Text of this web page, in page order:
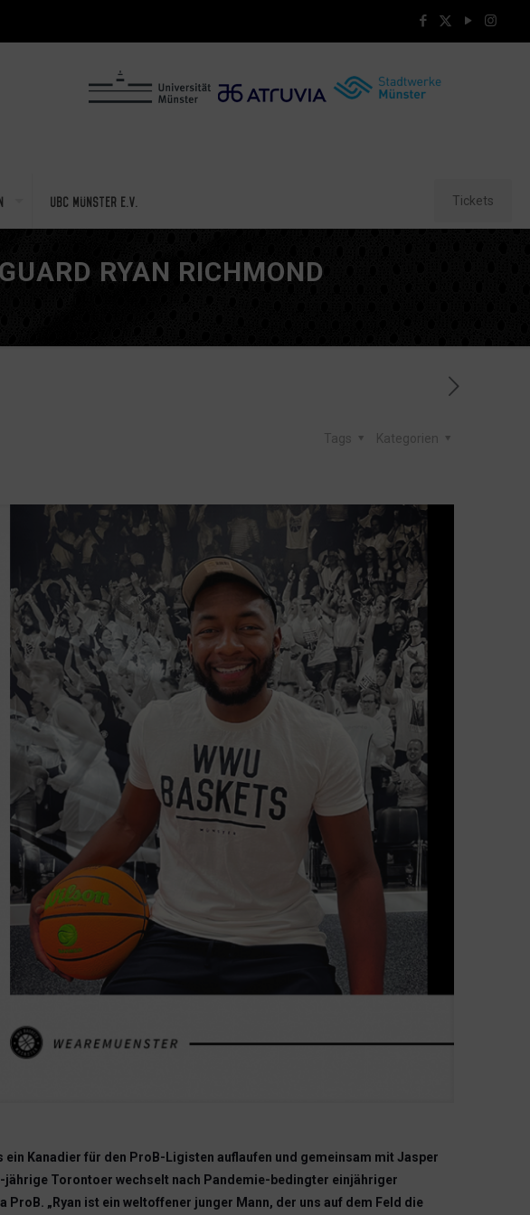
UBC Münster e.V. Tickets
RYAN RICHMOND
Kategorien
Tags
Kanadier für den ProB-Ligisten auflaufen und gemeinsam mit Jasper
jährige Torontoer wechselt nach Pandemie-bedingter einjähriger
„Ryan ist ein weltoffener junger Mann, der uns auf dem Feld die